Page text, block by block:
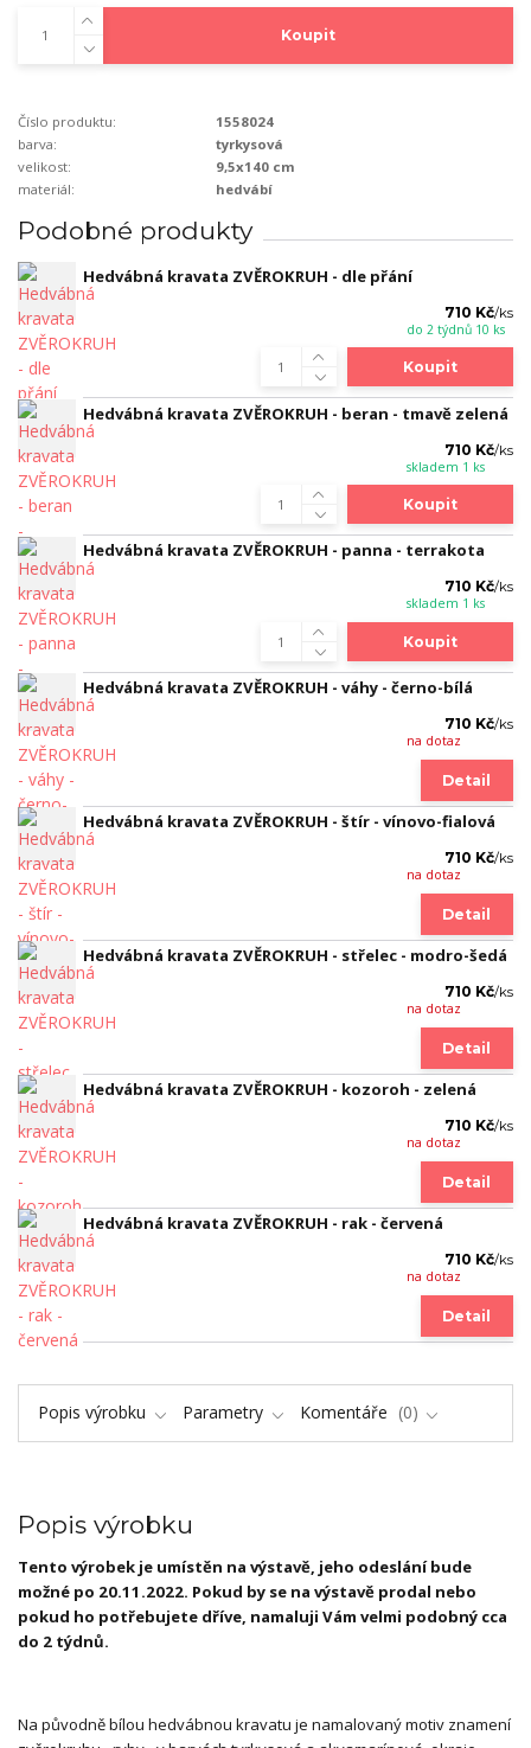
Koupit
Číslo produktu:
1558024
barva:
tyrkysová
velikost:
9,5x140 cm
materiál:
hedvábí
Podobné produkty
Hedvábná kravata ZVĚROKRUH - dle přání
710 Kč/ks
do 2 týdnů 10 ks
Koupit
Hedvábná kravata ZVĚROKRUH - beran - tmavě zelená
710 Kč/ks
skladem 1 ks
Koupit
Hedvábná kravata ZVĚROKRUH - panna - terrakota
710 Kč/ks
skladem 1 ks
Koupit
Hedvábná kravata ZVĚROKRUH - váhy - černo-bílá
710 Kč/ks
na dotaz
Detail
Hedvábná kravata ZVĚROKRUH - štír - vínovo-fialová
710 Kč/ks
na dotaz
Detail
Hedvábná kravata ZVĚROKRUH - střelec - modro-šedá
710 Kč/ks
na dotaz
Detail
Hedvábná kravata ZVĚROKRUH - kozoroh - zelená
710 Kč/ks
na dotaz
Detail
Hedvábná kravata ZVĚROKRUH - rak - červená
710 Kč/ks
na dotaz
Detail
Popis výrobku Parametry Komentáře 0
Popis výrobku
Tento výrobek je umístěn na výstavě, jeho odeslání bude
možné po 20.11.2022. Pokud by se na výstavě prodal nebo
pokud ho potřebujete dříve, namaluji Vám velmi podobný cca
do 2 týdnů.
Na původně bílou hedvábnou kravatu je namalovaný motiv znamení